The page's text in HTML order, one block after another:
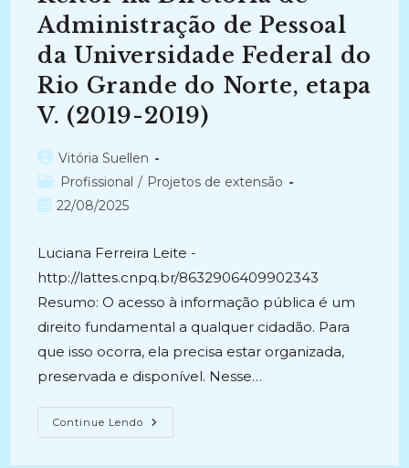
Federal
Do
Rio
Grande
Do
Norte,
Etapa
IV
(2018-
2018)
Administração de Pessoal
da Universidade Federal do
Rio Grande do Norte, etapa
V. (2019-2019)
Autor
do
post:
Vitória Suellen
Categoria
do
Profissional / Projetos de extensão
Post22/08/2025
Luciana Ferreira Leite -
http://lattes.cnpq.br/8632906409902343
Resumo: O acesso à informação pública é um
direito fundamental a qualquer cidadão. Para
que isso ocorra, ela precisa estar organizada,
preservada e disponível. Nesse…
Continue Lendo PRESERVAÇÃO
DA